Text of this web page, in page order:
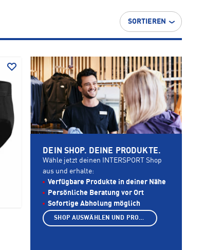
SORTIEREN
DEIN SHOP. DEINE PRODUKTE.
Wähle jetzt deinen INTERSPORT Shop
aus und erhalte:
Verfügbare Produkte in deiner Nähe
Persönliche Beratung vor Ort
Sofortige Abholung möglich
SHOP AUSWÄHLEN UND PRODUKTE ANZEIGEN